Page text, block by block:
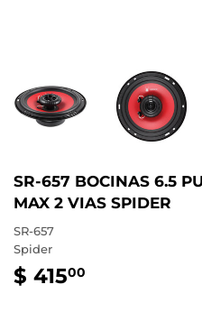
SR-657 BOCINAS 6.5
MAX 2 VIAS SPIDER
SR-657
Spider
$ 41500